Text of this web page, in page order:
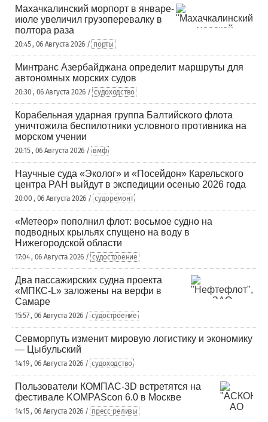
Махачкалинский морпорт в январе-
июле увеличил грузоперевалку в
полтора раза
20:45 , 06 Августа 2026 / порты
Минтранс Азербайджана определит маршруты для
автономных морских судов
20:30 , 06 Августа 2026 / судоходство
Корабельная ударная группа Балтийского флота
уничтожила беспилотники условного противника на
морском учении
20:15 , 06 Августа 2026 / вмф
Научные суда «Эколог» и «Посейдон» Карельского
центра РАН выйдут в экспедиции осенью 2026 года
20:00 , 06 Августа 2026 / судоремонт
«Метеор» пополнил флот: восьмое судно на
подводных крыльях спущено на воду в
Нижегородской области
17:04 , 06 Августа 2026 / судостроение
Два пассажирских судна проекта
«МПКС-L» заложены на верфи в
Самаре
15:57 , 06 Августа 2026 / судостроение
Севморпуть изменит мировую логистику и экономику
— Цыбульский
14:19 , 06 Августа 2026 / судоходство
Пользователи КОМПАС-3D встретятся на
фестивале KOMPAScon 6.0 в Москве
14:15 , 06 Августа 2026 / пресс-релизы